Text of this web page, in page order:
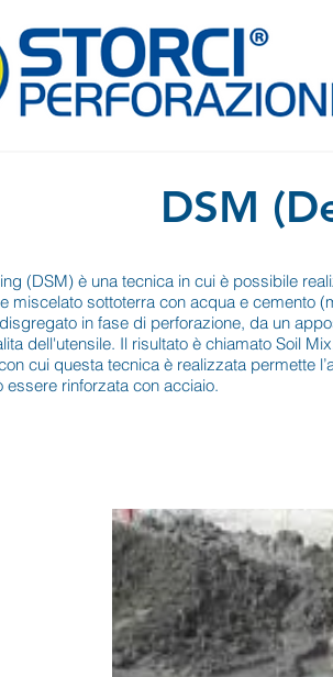
DSM
(DSM) è una tecnica in cui è possibile
miscelato sottoterra con acqua e cemento
in fase di perforazione, da un
dell'utensile. Il risultato è chiamato Soil
cui questa tecnica è realizzata permette
essere rinforzata con acciaio.